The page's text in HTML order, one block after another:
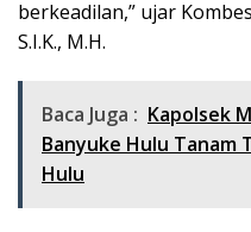
berkeadilan,” ujar
S.I.K., M.H.
Baca Juga : Kapolsek
Banyuke Hulu Tanam
Hulu